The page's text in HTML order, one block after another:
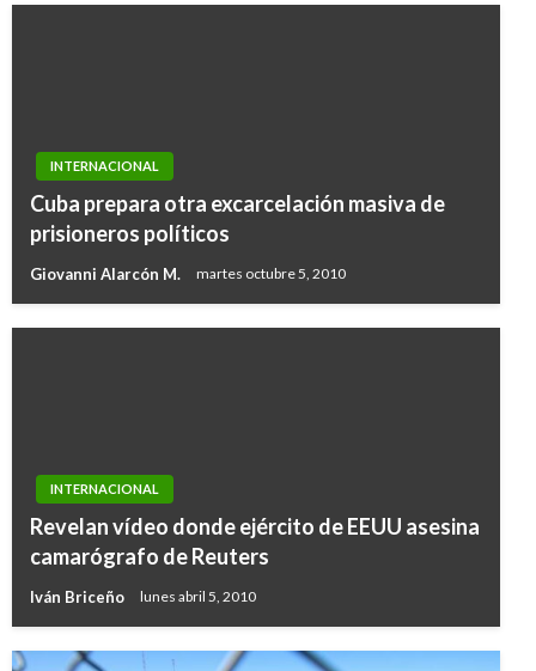
INTERNACIONAL
Cuba prepara otra excarcelación masiva de
prisioneros políticos
Giovanni Alarcón M. martes octubre 5, 2010
INTERNACIONAL
Revelan vídeo donde ejército de EEUU asesina
camarógrafo de Reuters
Iván Briceño lunes abril 5, 2010